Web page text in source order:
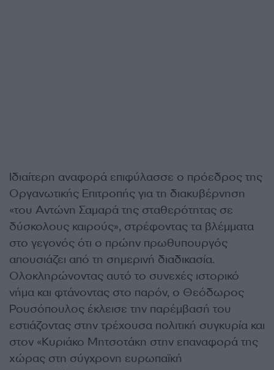
Ιδιαίτερη αναφορά επιφύλασσε ο πρόεδρος της
Οργανωτικής Επιτροπής για τη διακυβέρνηση
«του Αντώνη Σαμαρά της σταθερότητας σε
δύσκολους καιρούς», στρέφοντας τα βλέμματα
στο γεγονός ότι ο πρώην πρωθυπουργός
απουσιάζει από τη σημερινή διαδικασία.
Ολοκληρώνοντας αυτό το συνεχές ιστορικό
νήμα και φτάνοντας στο παρόν, ο Θεόδωρος
Ρουσόπουλος έκλεισε την παρέμβασή του
εστιάζοντας στην τρέχουσα πολιτική συγκυρία και
στον «Κυριάκο Μητσοτάκη στην επαναφορά της
χώρας στη σύγχρονη ευρωπαϊκή